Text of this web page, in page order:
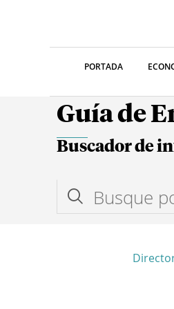
PORTADA
Guía de
Buscador de